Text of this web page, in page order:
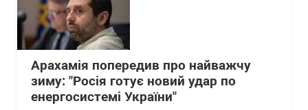
Арахамія попередив про найважчу
зиму: "Росія готує новий удар по
енергосистемі України"